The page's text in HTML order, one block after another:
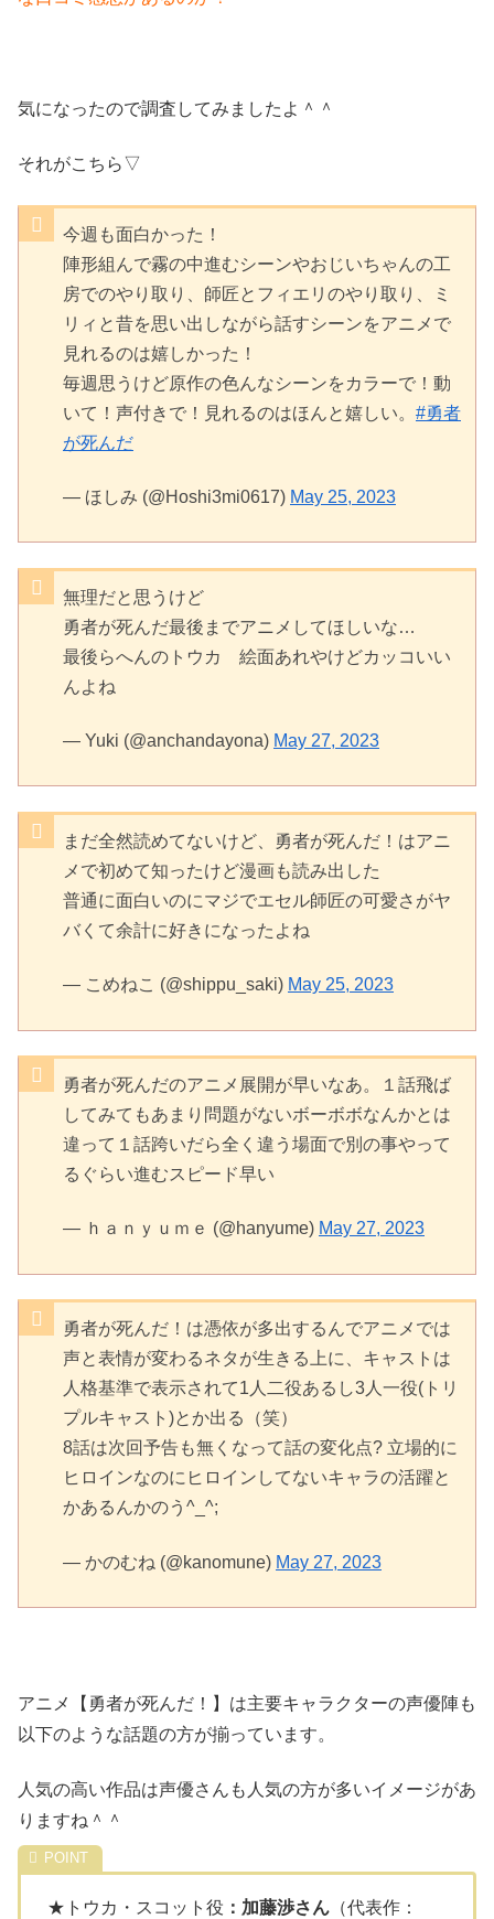
気になったので調査してみましたよ＾＾
それがこちら▽
今週も面白かった！
陣形組んで霧の中進むシーンやおじいちゃんの工
房でのやり取り、師匠とフィエリのやり取り、ミ
リィと昔を思い出しながら話すシーンをアニメで
見れるのは嬉しかった！
毎週思うけど原作の色んなシーンをカラーで！動
いて！声付きで！見れるのはほんと嬉しい。 #勇者
が死んだ
— ほしみ (@Hoshi3mi0617) May 25, 2023
無理だと思うけど
勇者が死んだ最後までアニメしてほしいな…
最後らへんのトウカ 絵面あれやけどカッコいい
んよね
— Yuki (@anchandayona) May 27, 2023
まだ全然読めてないけど、勇者が死んだ！はアニ
メで初めて知ったけど漫画も読み出した
普通に面白いのにマジでエセル師匠の可愛さがヤ
バくて余計に好きになったよね
— こめねこ (@shippu_saki) May 25, 2023
勇者が死んだのアニメ展開が早いなあ。１話飛ば
してみてもあまり問題がないボーボボなんかとは
違って１話跨いだら全く違う場面で別の事やって
るぐらい進むスピード早い
— ｈａｎｙｕｍｅ (@hanyume) May 27, 2023
勇者が死んだ！は憑依が多出するんでアニメでは
声と表情が変わるネタが生きる上に、キャストは
人格基準で表示されて1人二役あるし3人一役(トリ
プルキャスト)とか出る（笑）
8話は次回予告も無くなって話の変化点? 立場的に
ヒロインなのにヒロインしてないキャラの活躍と
かあるんかのう^_^;
— かのむね (@kanomune) May 27, 2023
アニメ【勇者が死んだ！】は主要キャラクターの声優陣も
以下のような話題の方が揃っています。
人気の高い作品は声優さんも人気の方が多いイメージがあ
りますね＾＾
★トウカ・スコット役 ：加藤渉さん （代表作：